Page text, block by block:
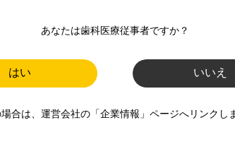
あなたは歯科医療従事者ですか？
はい いいえ
場合は、運営会社の「企業情報」ページへリンクし
し誤解しやすいかもしれませんので、ここ